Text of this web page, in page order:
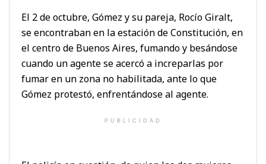
El 2 de octubre, Gómez y su pareja, Rocío Giralt,
se encontraban en la estación de Constitución, en
el centro de Buenos Aires, fumando y besándose
cuando un agente se acercó a increparlas por
fumar en un zona no habilitada, ante lo que
Gómez protestó, enfrentándose al agente.
PUBLICIDAD